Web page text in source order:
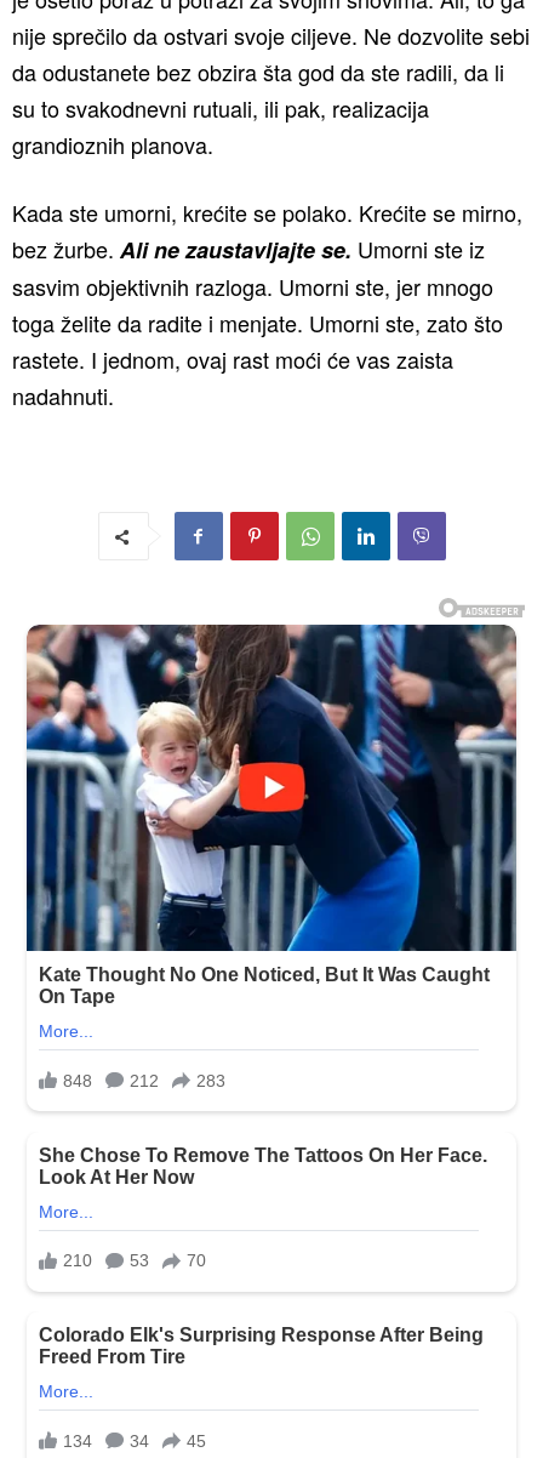
nije sprečilo da ostvari svoje ciljeve. Ne dozvolite sebi
da odustanete bez obzira šta god da ste radili, da li
su to svakodnevni rutuali, ili pak, realizacija
grandioznih planova.
Kada ste umorni, krećite se polako. Krećite se mirno,
bez žurbe. Ali ne zaustavljajte se. Umorni ste iz
sasvim objektivnih razloga. Umorni ste, jer mnogo
toga želite da radite i menjate. Umorni ste, zato što
rastete. I jednom, ovaj rast moći će vas zaista
nadahnuti.